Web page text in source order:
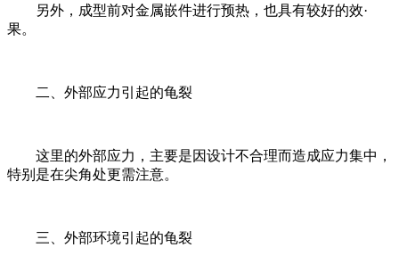
另外，成型前对金属嵌件进行预热，也具有较好的效·
果。
二、外部应力引起的龟裂
这里的外部应力，主要是因设计不合理而造成应力集中，
特别是在尖角处更需注意。
三、外部环境引起的龟裂